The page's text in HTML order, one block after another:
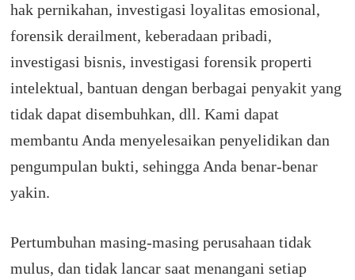
hak pernikahan, investigasi loyalitas emosional,
forensik derailment, keberadaan pribadi,
investigasi bisnis, investigasi forensik properti
intelektual, bantuan dengan berbagai penyakit yang
tidak dapat disembuhkan, dll.Kami dapat
membantu Anda menyelesaikan penyelidikan dan
pengumpulan bukti, sehingga Anda benar-benar
yakin.
Pertumbuhan masing-masing perusahaan tidak
mulus, dan tidak lancar saat menangani setiap